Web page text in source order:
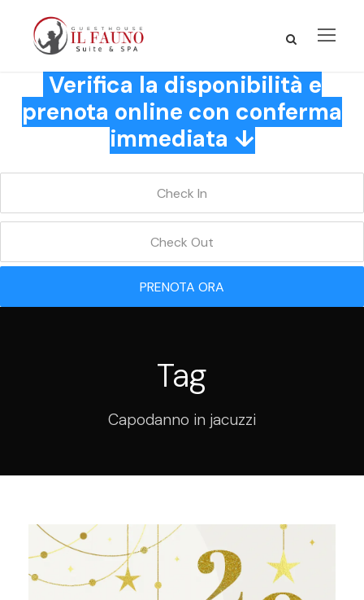
Verifica la disponibilità e
prenota online con conferma
immediata ↓
PRENOTA ORA
Tag
Capodanno in jacuzzi